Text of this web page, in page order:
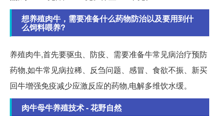
想养殖肉牛，需要准备什么药物防治以及要用到什
么饲料喂养?
养殖肉牛,首先要驱虫、防疫、需要准备牛常见病治疗预防
药物,如牛常见病拉稀、反刍问题、感冒、食欲不振、新买
回牛增强免疫减少应激反应的药物,电解多维饮水缓。
肉牛母牛养殖技术 - 花野自然